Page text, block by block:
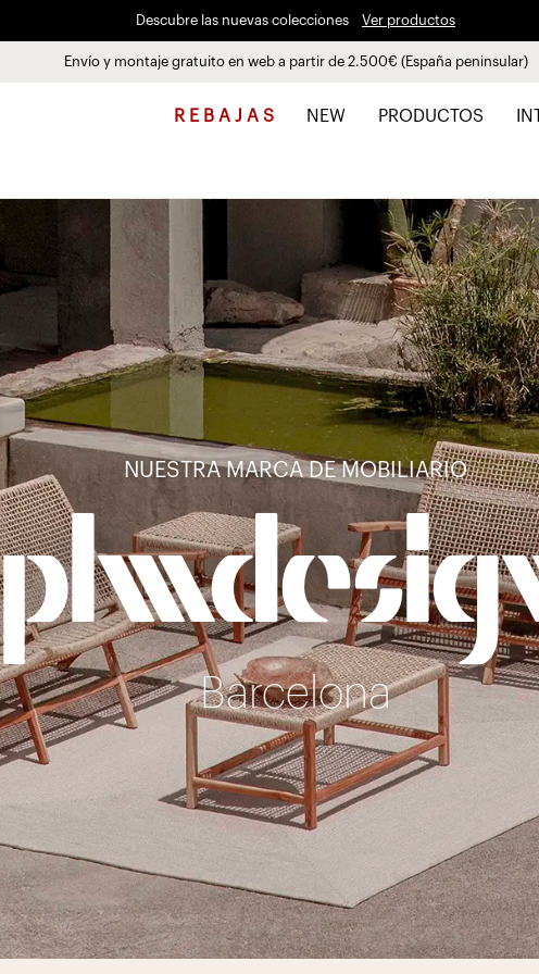
Paga a plazos hasta 3 meses sin intereses 0% TAE
Descubre las nuevas coleccionesVer productos
Envío y montaje gratuito en web a partir de 2.500€ (España peninsular)
R E B A J A S NEW PRODUCTOS
NUESTRA MARCA DE MOBILIARIO
Barcelona